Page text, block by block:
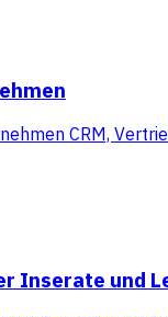
CRM,
Inserate und